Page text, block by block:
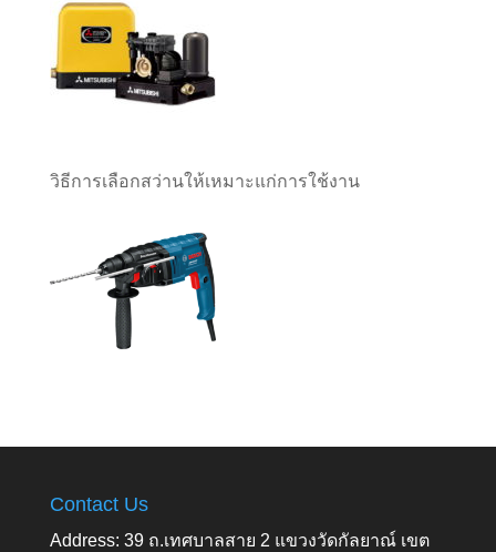
วิธีการเลือกสว่านให้เหมาะแก่การใช้งาน
Contact Us
Address: 39 ถ.เทศบาลสาย 2 แขวงวัดกัลยาณ์ เขต